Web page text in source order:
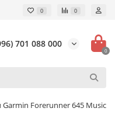
0 0
701 088 000
0
Garmin Forerunner 645 Music